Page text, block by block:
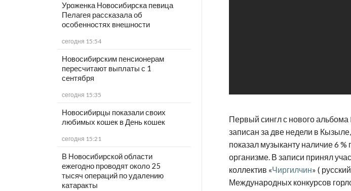
Уроженка Новосибирска певица
Пелагея рассказала об
особенностях внешности
сегодня 15:54
Новосибирским пенсионерам
пересчитают выплаты с 1
сентября
сегодня 15:35
Новосибирцы показали своих
любимых кошек в День кошек
сегодня 15:21
В Новосибирской области
ежегодно проводят около 25
тысяч операций по удалению
катаракты
Первый сингл с нового альбома
записан за две недели в
показал музыканту наличие 6
организме. В записи принял
коллектив «Чиргилчин» (
Международных конкурсов